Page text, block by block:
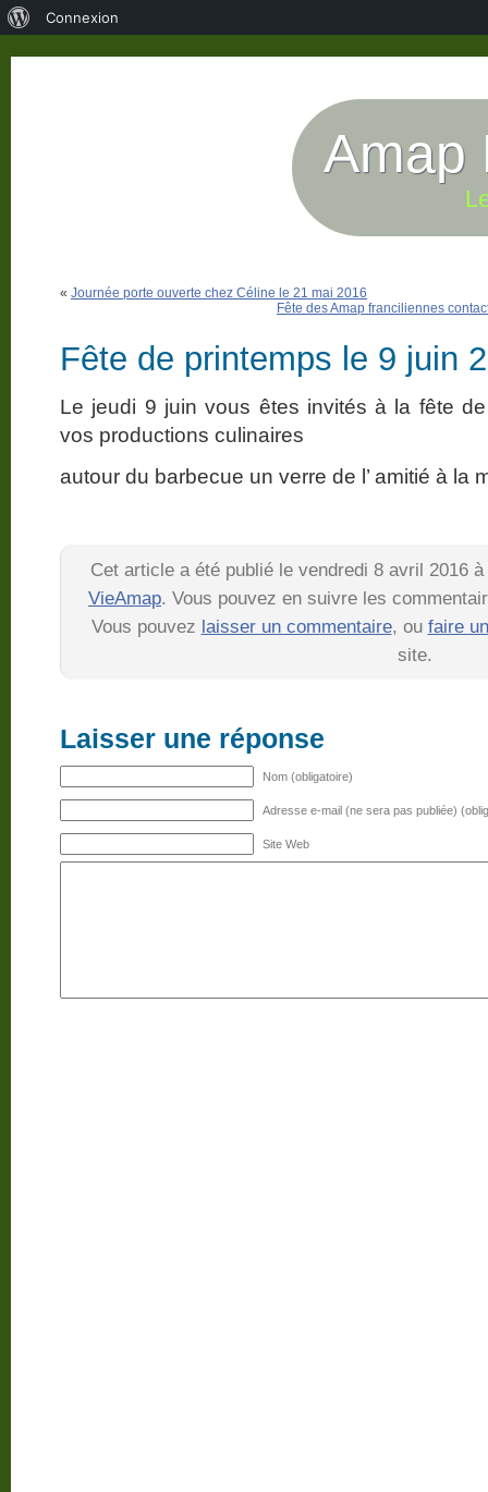
Amap
« Journée porte ouverte chez Céline le 21 mai 2016
Fête des Amap franciliennes
Fête de printemps le 9 juin
Le jeudi 9 juin vous êtes invités à la fête
vos productions culinaires
autour du barbecue un verre de l’ amitié à la
Cet article a été publié le vendredi 8 avril 2016
VieAmap. Vous pouvez en suivre les
Vous pouvez laisser un commentaire, ou faire
site.
Laisser une réponse
Nom (obligatoire)
Adresse e-mail (ne sera pas publiée)
Site Web
Connexion